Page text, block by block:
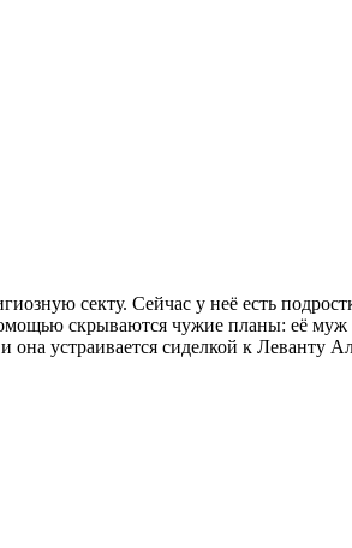
секту. Сейчас у неё есть
скрываются чужие планы: её
устраивается сиделкой к Леванту